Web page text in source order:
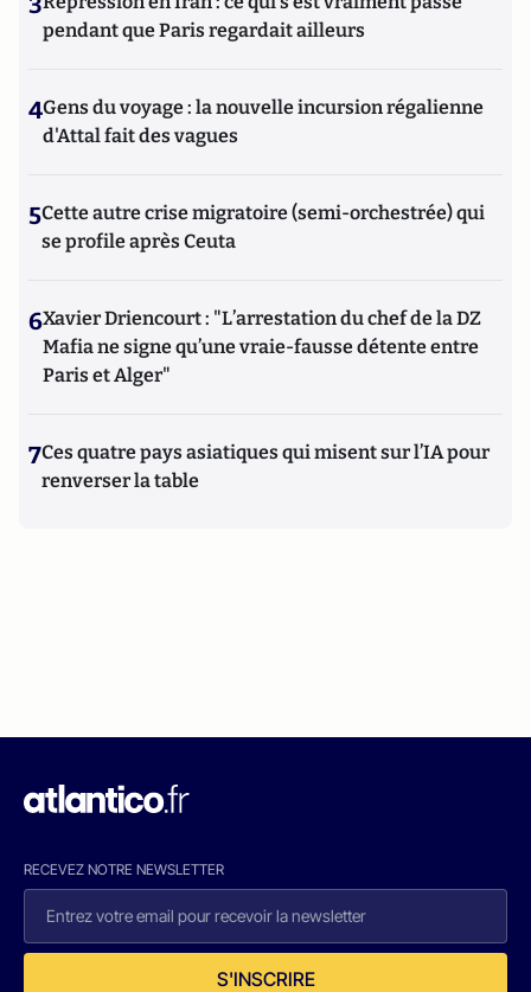
pendant que Paris regardait ailleurs
4Gens du voyage : la nouvelle incursion régalienne
d'Attal fait des vagues
5Cette autre crise migratoire (semi-orchestrée) qui
se profile après Ceuta
6Xavier Driencourt : "L’arrestation du chef de la DZ
Mafia ne signe qu’une vraie-fausse détente entre
Paris et Alger"
7Ces quatre pays asiatiques qui misent sur l’IA pour
renverser la table
RECEVEZ NOTRE NEWSLETTER
S'INSCRIRE